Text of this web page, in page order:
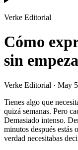
Verke Editorial
Cómo
sin
Verke Editorial · May
Tienes algo que
quizá semanas. Pero
Demasiado intenso.
minutos después estás
verdad necesitabas